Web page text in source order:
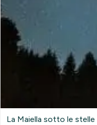
La Maiella sotto le stelle